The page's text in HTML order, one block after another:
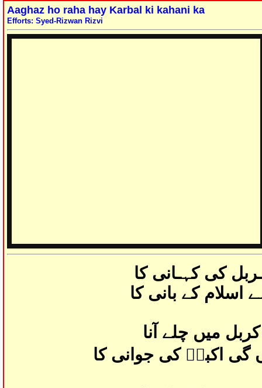
Aaghaz ho raha hay Karbal ki kahani ka
Efforts: Syed-Rizwan Rizvi
کی کہـانی کا
اسلام کے بانی کا
میں چلے آنا
گی اکبرؑ کی جوانی کا